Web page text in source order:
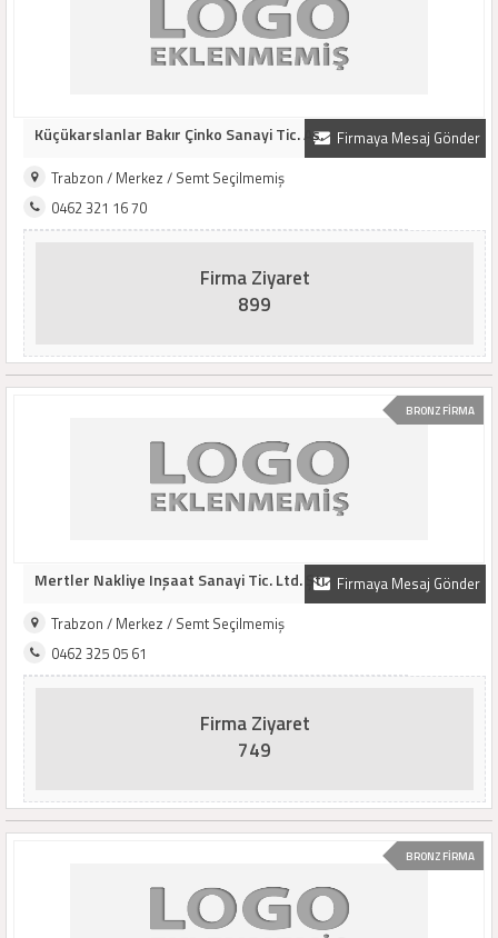
Firmaya Mesaj Gönder
Küçükarslanlar Bakır Çinko Sanayi Tic. Aş.
Trabzon / Merkez / Semt Seçilmemiş
0462 321 16 70
Firma Ziyaret
899
BRONZ FİRMA
Firmaya Mesaj Gönder
Mertler Nakliye Inşaat Sanayi Tic. Ltd. Şti.
Trabzon / Merkez / Semt Seçilmemiş
0462 325 05 61
Firma Ziyaret
749
BRONZ FİRMA